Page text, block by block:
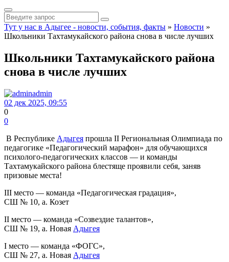
Тут у нас в Адыгее - новости, события, факты » Новости »
Школьники Тахтамукайского района снова в числе лучших
Школьники Тахтамукайского района
снова в числе лучших
admin
02 дек 2025, 09:55
0
0
В Республике Адыгея прошла II Региональная Олимпиада по
педагогике «Педагогический марафон» для обучающихся
психолого-педагогических классов — и команды
Тахтамукайского района блестяще проявили себя, заняв
призовые места!
III место — команда «Педагогическая градация»,
СШ № 10, а. Козет
II место — команда «Созвездие талантов»,
СШ № 19, а. Новая Адыгея
I место — команда «ФОГС»,
СШ № 27, а. Новая Адыгея